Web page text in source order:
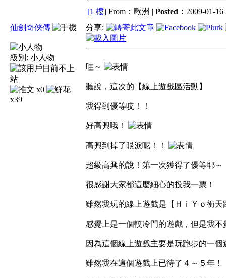
[1 樓] From：歐洲 | Posted： 2009-01-16
仙劍奇俠傳
級別: 小人物
x0
x39
分享:
哇～
聽說，這次的【線上遊戲區活動】
我得到優等哎！！
好高興哦！
高興到掉了眼淚呢！！
超級高興的說！第一次獲得了優等耶～
很感謝大家都這麼細心的投我一票！
雖然我玩的線上遊戲是【ＨｉＹｏ衝天
感覺上是一個較冷門的遊戲，但是我不
因為這個線上遊戲主要是玩跑步的一個
雖然我在這個遊戲上已待了４～５年！